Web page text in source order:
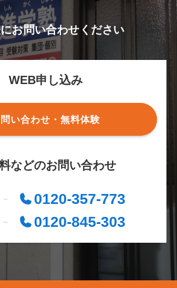
お問い合わせください
WEB申し込み
い合わせ・無料体験
などのお問い合わせ
0120-357-773
0120-845-303